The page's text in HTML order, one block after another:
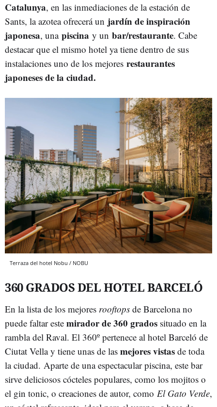
Catalunya, en las inmediaciones de la estación de
Sants, la azotea ofrecerá un jardín de inspiración
japonesa, una piscina y un bar/restaurante. Cabe
destacar que el mismo hotel ya tiene dentro de sus
instalaciones uno de los mejores restaurantes
japoneses de la ciudad.
Terraza del hotel Nobu / NOBU
360 GRADOS DEL HOTEL BARCELÓ
En la lista de los mejores rooftops de Barcelona no
puede faltar este mirador de 360 grados situado en la
rambla del Raval. El 360º pertenece al hotel Barceló de
Ciutat Vella y tiene unas de las mejores vistas de toda
la ciudad. Aparte de una espectacular piscina, este bar
sirve deliciosos cócteles populares, como los mojitos o
el gin tonic, o creaciones de autor, como El Gato Verde,